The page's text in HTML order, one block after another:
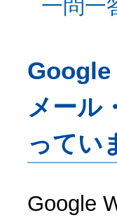
一問一
Google
メール
ってい
Google